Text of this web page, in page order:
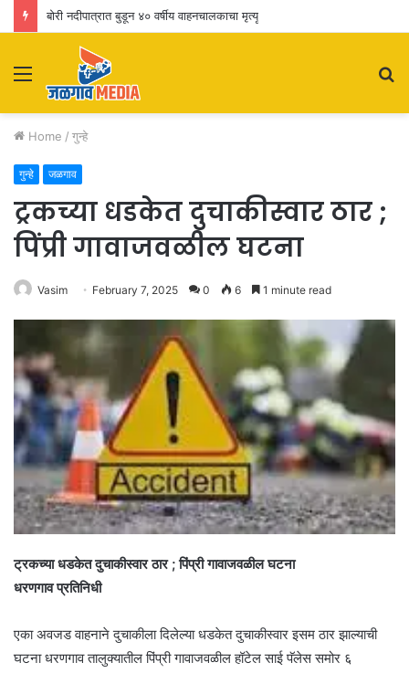
बोरी नदीपात्रात बुडून ४० वर्षीय वाहनचालकाचा मृत्यू
Menu
Home / गुन्हे
गुन्हे जळगाव
ट्रकच्या धडकेत दुचाकीस्वार ठार ;
पिंप्री गावाजवळील घटना
Vasim February 7, 2025 0 6 1 minute read
ट्रकच्या धडकेत दुचाकीस्वार ठार ; पिंप्री गावाजवळील घटना
धरणगाव प्रतिनिधी
एका अवजड वाहनाने दुचाकीला दिलेल्या धडकेत दुचाकीस्वार इसम ठार झाल्याची
घटना धरणगाव तालुक्यातील पिंप्री गावाजवळील हॉटेल साई पॅलेस समोर ६